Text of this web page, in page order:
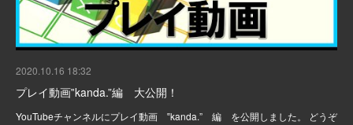
2020.10.16 18:32
プレイ動画‟kanda.”編 大公開！
YouTubeチャンネルにプレイ動画 ‟kanda.” 編 を公開しました。 どうぞ